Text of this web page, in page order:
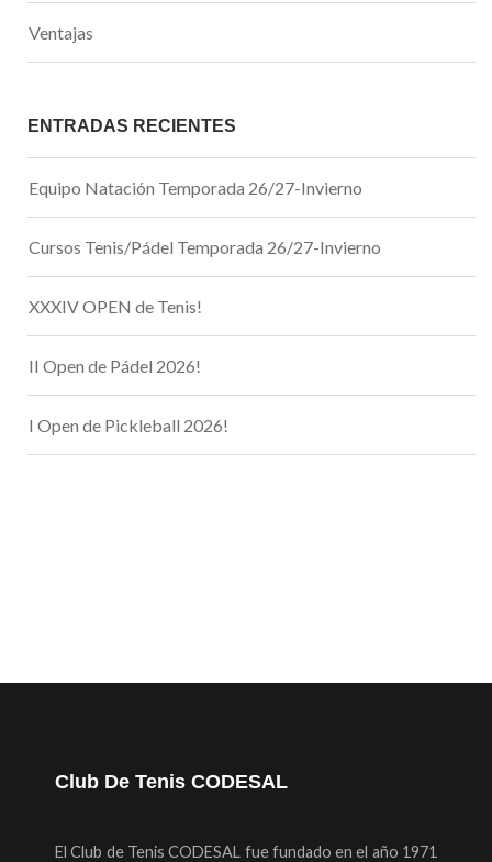
Ventajas
ENTRADAS RECIENTES
Equipo Natación Temporada 26/27-Invierno
Cursos Tenis/Pádel Temporada 26/27-Invierno
XXXIV OPEN de Tenis!
II Open de Pádel 2026!
I Open de Pickleball 2026!
Club De Tenis CODESAL
El Club de Tenis CODESAL fue fundado en el año 1971